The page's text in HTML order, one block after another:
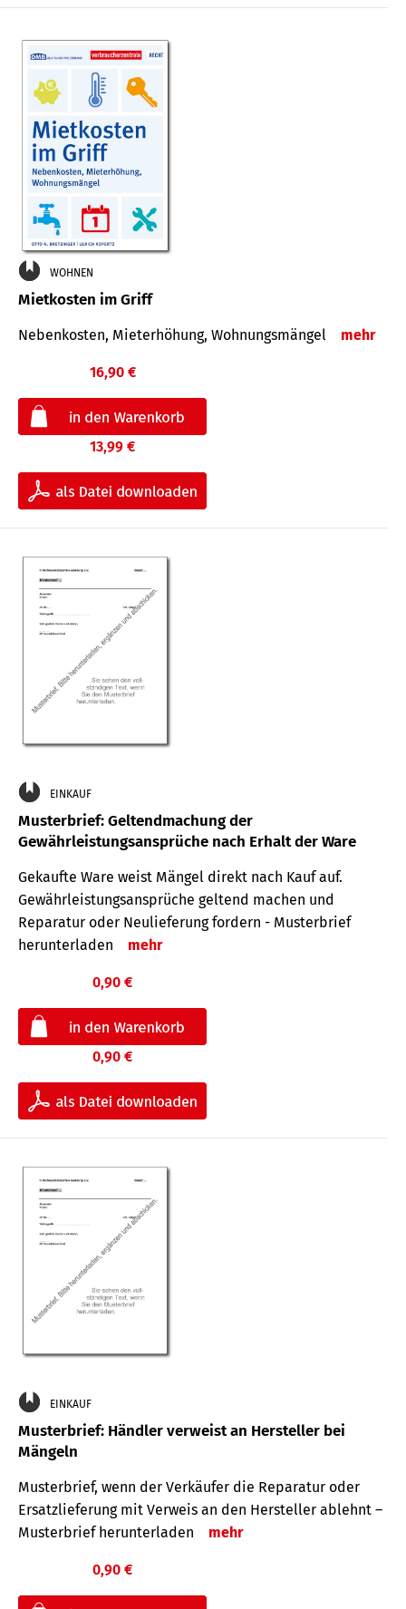
WOHNEN
Mietkosten im Griff
Nebenkosten, Mieterhöhung, Wohnungsmängel mehr
16,90 €
13,99 €
EINKAUF
Musterbrief: Geltendmachung der
Gewährleistungsansprüche nach Erhalt der Ware
Gekaufte Ware weist Mängel direkt nach Kauf auf.
Gewährleistungsansprüche geltend machen und
Reparatur oder Neulieferung fordern - Musterbrief
herunterladen
mehr
0,90 €
0,90 €
EINKAUF
Musterbrief: Händler verweist an Hersteller bei
Mängeln
Musterbrief, wenn der Verkäufer die Reparatur oder
Ersatzlieferung mit Verweis an den Hersteller ablehnt –
Musterbrief herunterladen
mehr
0,90 €